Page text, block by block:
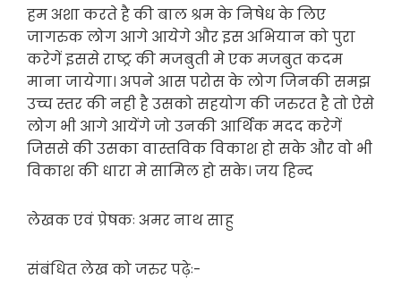
हम अशा करते है की बाल श्रम के निषेध के लिए
जागरुक लोग आगे आयेगे और इस अभियान को पुरा
करेगें इससे राष्ट्र की मजबुती मे एक मजबुत कदम
माना जायेगा। अपने आस परोस के लोग जिनकी समझ
उच्च स्तर की नही है उसको सहयोग की जरुरत है तो ऐसे
लोग भी आगे आयेंगे जो उनकी आर्थिक मदद करेगें
जिससे की उसका वास्तविक विकाश हो सके और वो भी
विकाश की धारा मे सामिल हो सके। जय हिन्द
लेखक एवं प्रेषकः अमर नाथ साहु
संबंधित लेख को जरुर पढ़ेः-